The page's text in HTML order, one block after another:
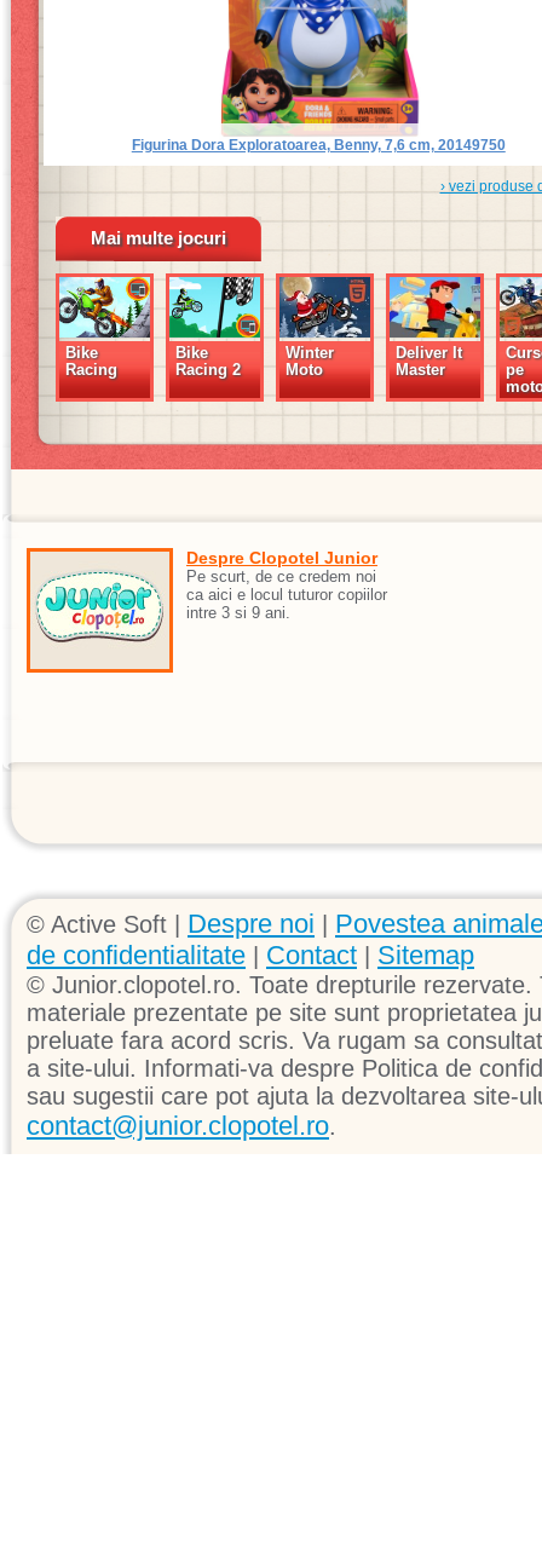
Figurina Dora Exploratoarea, Benny, 7,6 cm, 20149750
› vezi produse
Mai multe jocuri
Bike
Racing
Bike
Racing 2
Winter
Moto
Deliver It
Master
pe
Despre Clopotel Junior
Pe scurt, de ce credem noi
ca aici e locul tuturor copiilor
intre 3 si 9 ani.
© Active Soft | Despre noi
Povestea
de confidentialitate
Contact Sitemap
© Junior.clopotel.ro. Toate drepturile
materiale prezentate pe site sunt proprietatea
preluate fara acord scris. Va rugam sa
a site-ului. Informati-va despre Politica de
sau sugestii care pot ajuta la dezvoltarea site-
contact@junior.clopotel.ro.